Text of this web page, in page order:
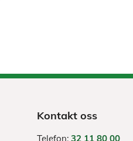
Kontakt oss
Telefon: 32 11 80 00